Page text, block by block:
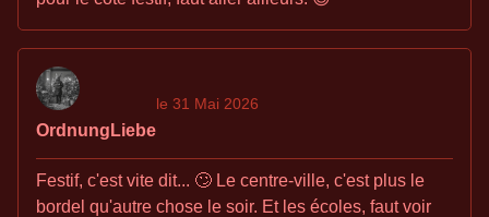
OrdnungLiebe
le 31 Mai 2026
Festif, c'est vite dit... 🙄 Le centre-ville, c'est plus le
bordel qu'autre chose le soir. Et les écoles, faut voir